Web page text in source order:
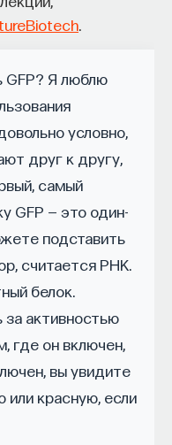
.
GFP? Я люблю
условно,
друг к другу,
самый
GFP — это один-
подставить
считается РНК.
белок.
активностью
где он включен,
вы увидите
красную, если
поведения
— доктор
и животных